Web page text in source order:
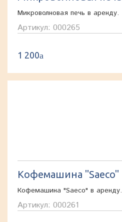
Микроволновая печь в аренду.
Артикул: 000265
1 200a
Кофемашина "Saeco"
Кофемашина "Saeco" в аренду.
Артикул: 000261